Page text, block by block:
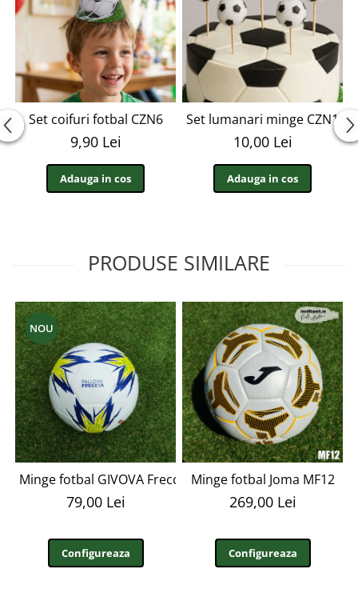
Set coifuri fotbal CZN6
9,90 Lei
Adauga in cos
Set lumanari minge CZN1
10,00 Lei
Adauga in cos
PRODUSE SIMILARE
NOU
Minge fotbal GIVOVA Freccia Special marimea 5
79,00 Lei
Configureaza
Minge fotbal Joma MF12
269,00 Lei
Configureaza